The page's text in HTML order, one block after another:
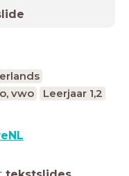
vwo Leerjaar 1,2